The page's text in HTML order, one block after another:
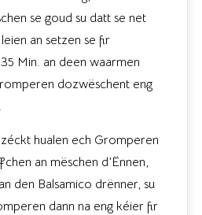
se goud su datt se net
an setzen se fir
Min. an deen waarmen
dozwëschent eng
hualen ech Gromperen
an mëschen d’Ënnen,
den Balsamico drënner, su
dann na eng kéier fir